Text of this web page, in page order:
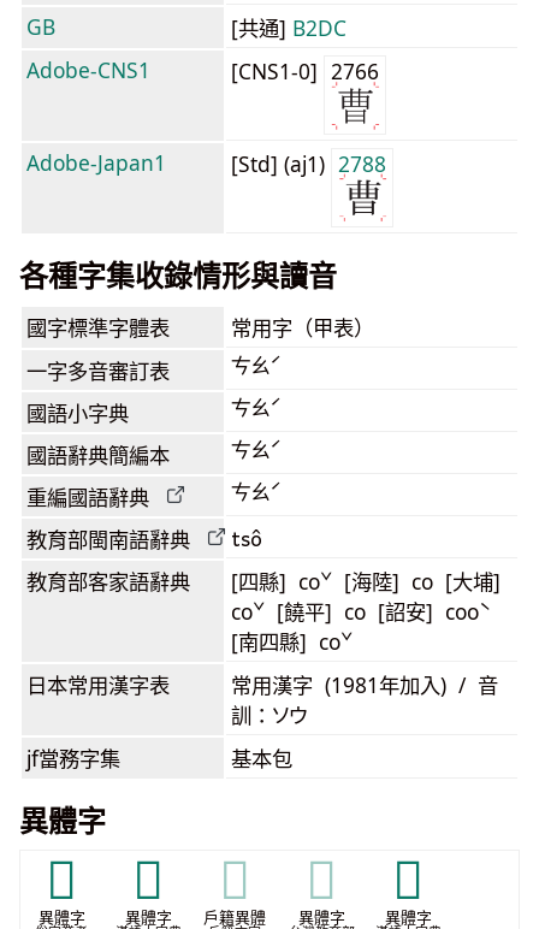
GB
[共通] B2DC
Adobe-CNS1
[CNS1-0] 2766
Adobe-Japan1 [Std] (aj1) 2788
各種字集收錄情形與讀音
國字標準字體表 常用字（甲表）
一字多音審訂表 ㄘㄠˊ
國語小字典 ㄘㄠˊ
國語辭典簡編本 ㄘㄠˊ
重編國語辭典 ㄘㄠˊ
教育部閩南語辭典 tsô
教育部客家語辭典
[四縣] coˇ [海陸] co [大埔]
coˇ [饒平] co [詔安] cooˋ
[南四縣] coˇ
日本常用漢字表
常用漢字 (1981年加入) / 音
訓：ソウ
jf當務字集 基本包
異體字
𣈅
異體字
𣊛
異體字
𣊛
戶籍異體
𣊛
異體字
𣌼
異體字